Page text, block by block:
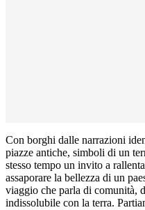
Con borghi dalle narrazioni
piazze antiche, simboli di un
stesso tempo un invito a
assaporare la bellezza di un
viaggio che parla di comunità,
indissolubile con la terra.